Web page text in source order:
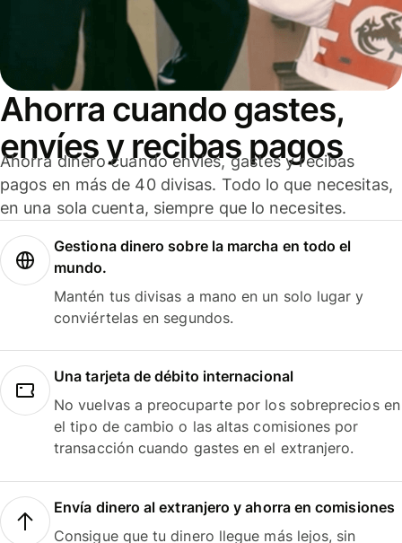
Ahorra cuando gastes,
envíes y recibas pagos
Ahorra dinero cuando envíes, gastes y recibas
pagos en más de 40 divisas. Todo lo que necesitas,
en una sola cuenta, siempre que lo necesites.
Gestiona dinero sobre la marcha en todo el
mundo.
Mantén tus divisas a mano en un solo lugar y
conviértelas en segundos.
Una tarjeta de débito internacional
No vuelvas a preocuparte por los sobreprecios en
el tipo de cambio o las altas comisiones por
transacción cuando gastes en el extranjero.
Envía dinero al extranjero y ahorra en comisiones
Consigue que tu dinero llegue más lejos, sin